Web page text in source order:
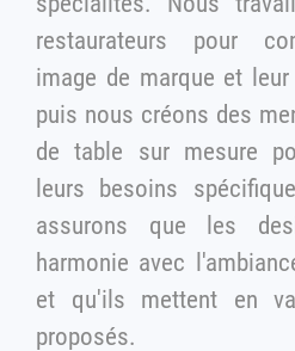
restaurateurs pour comprendre leur
image de marque et
puis nous créons des menus et des sets
de table sur mesure
leurs besoins
assurons que les
harmonie avec
et qu'ils mettent en valeur les
proposés.